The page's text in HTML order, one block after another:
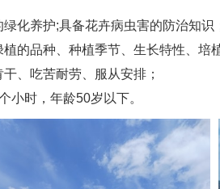
化养护;具备花卉病虫害的防治知识
的品种、种植季节、生长特性、培
、吃苦耐劳、服从安排；
小时，年龄50岁以下。